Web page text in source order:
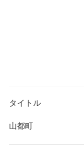
タイトル
山都町